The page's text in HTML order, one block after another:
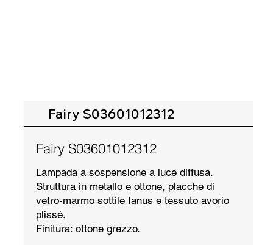
Fairy S03601012312
Fairy S03601012312
Lampada a sospensione a luce diffusa.
Struttura in metallo e ottone, placche di
vetro-marmo sottile Ianus e tessuto avorio
plissé.
Finitura: ottone grezzo.